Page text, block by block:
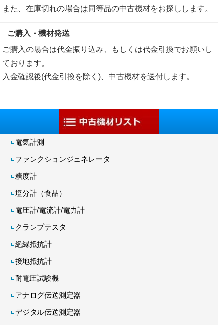
また、在庫切れの場合は同等品の中古機材をお探しします。
ご購入・機材発送
ご購入の場合は代金振り込み、もしくは代金引換でお願いし
ております。
入金確認後(代金引換を除く)、中古機材を送付します。
電気計測
ファンクションジェネレータ
糖度計
塩分計（食品）
電圧計/電流計/電力計
クランプテスタ
絶縁抵抗計
接地抵抗計
耐電圧試験機
アナログ伝送測定器
デジタル伝送測定器